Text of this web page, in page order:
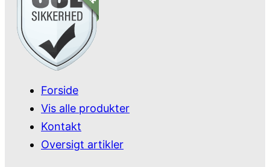
Forside
Vis alle produkter
Kontakt
Oversigt artikler